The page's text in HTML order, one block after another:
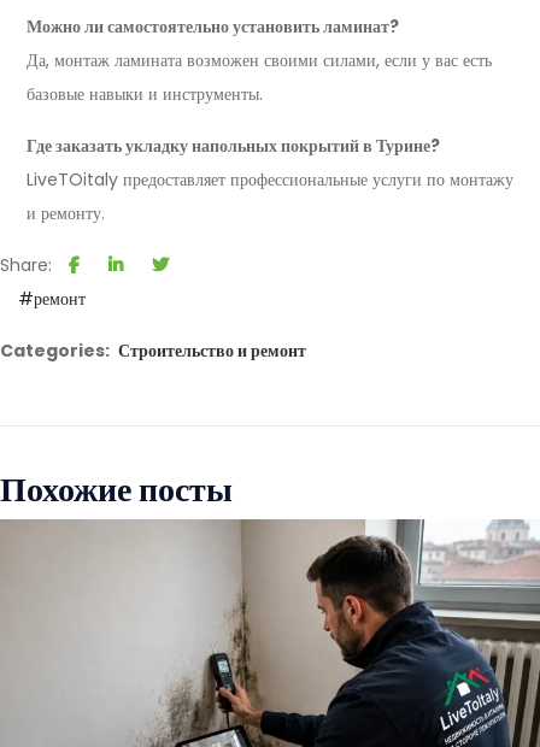
Можно ли самостоятельно установить ламинат?
Да, монтаж ламината возможен своими силами, если у вас есть
базовые навыки и инструменты.
Где заказать укладку напольных покрытий в Турине?
LiveTOitaly предоставляет профессиональные услуги по монтажу
и ремонту.
Share:
#ремонт
Categories: Строительство и ремонт
Похожие посты